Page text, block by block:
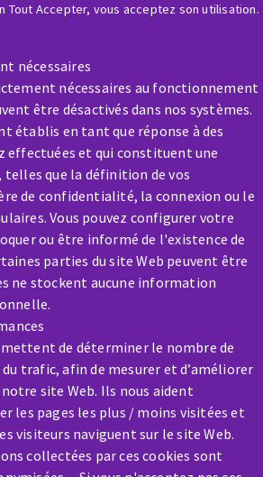
Tout Accepter, vous acceptez son utilisation.
nécessaires
nécessaires au fonctionnement
être désactivés dans nos systèmes.
établis en tant que réponse à des
effectuées et qui constituent une
telles que la définition de vos
de confidentialité, la connexion ou le
Vous pouvez configurer votre
ou être informé de l'existence de
parties du site Web peuvent être
ne stockent aucune information
de déterminer le nombre de
trafic, afin de mesurer et d’améliorer
site Web. Ils nous aident
les pages les plus / moins visitées et
visiteurs naviguent sur le site Web.
collectées par ces cookies sont
& CONTACT
? Un renseignement ?
nous
/ RÉPARATION
cassée ? En panne ?
nous